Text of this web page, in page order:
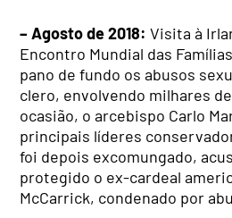
– Agosto de 2018:Visita à
Encontro Mundial das
pano de fundo os abusos
clero, envolvendo milhares
ocasião, o arcebispo Carlo
principais líderes
foi depois excomungado,
protegido o ex-cardeal
McCarrick, condenado por